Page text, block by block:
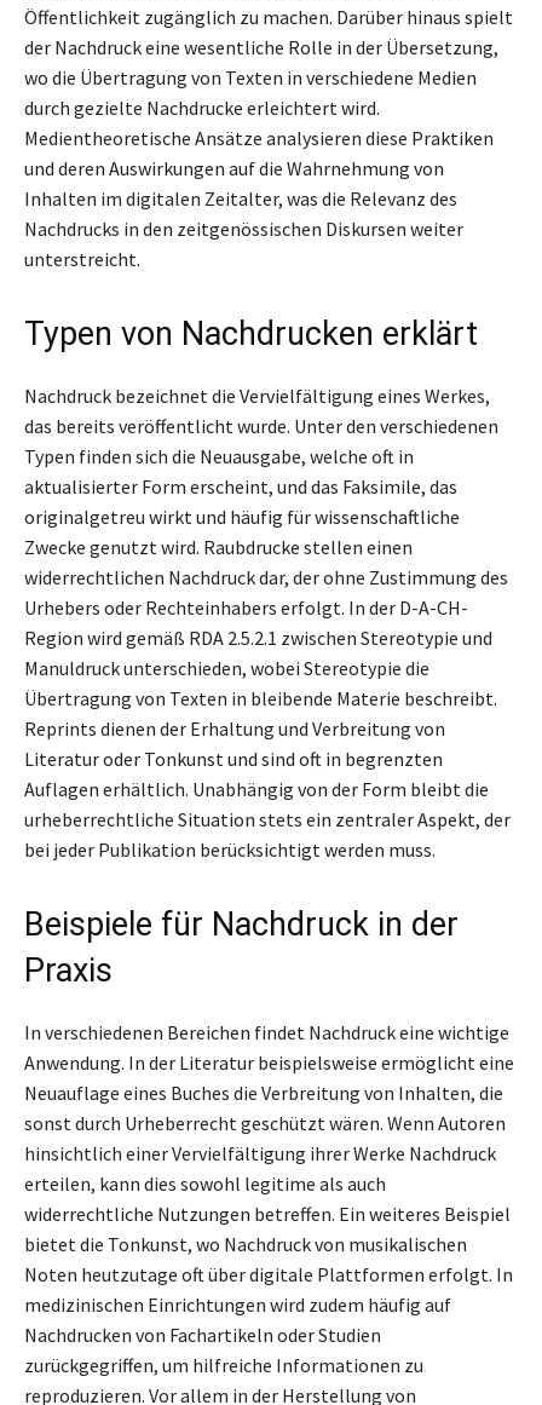
Öffentlichkeit zugänglich zu machen. Darüber hinaus spielt
der Nachdruck eine wesentliche Rolle in der Übersetzung,
wo die Übertragung von Texten in verschiedene Medien
durch gezielte Nachdrucke erleichtert wird.
Medientheoretische Ansätze analysieren diese Praktiken
und deren Auswirkungen auf die Wahrnehmung von
Inhalten im digitalen Zeitalter, was die Relevanz des
Nachdrucks in den zeitgenössischen Diskursen weiter
unterstreicht.
Typen von Nachdrucken erklärt
Nachdruck bezeichnet die Vervielfältigung eines Werkes,
das bereits veröffentlicht wurde. Unter den verschiedenen
Typen finden sich die Neuausgabe, welche oft in
aktualisierter Form erscheint, und das Faksimile, das
originalgetreu wirkt und häufig für wissenschaftliche
Zwecke genutzt wird. Raubdrucke stellen einen
widerrechtlichen Nachdruck dar, der ohne Zustimmung des
Urhebers oder Rechteinhabers erfolgt. In der D-A-CH-
Region wird gemäß RDA 2.5.2.1 zwischen Stereotypie und
Manuldruck unterschieden, wobei Stereotypie die
Übertragung von Texten in bleibende Materie beschreibt.
Reprints dienen der Erhaltung und Verbreitung von
Literatur oder Tonkunst und sind oft in begrenzten
Auflagen erhältlich. Unabhängig von der Form bleibt die
urheberrechtliche Situation stets ein zentraler Aspekt, der
bei jeder Publikation berücksichtigt werden muss.
Beispiele für Nachdruck in der
Praxis
In verschiedenen Bereichen findet Nachdruck eine wichtige
Anwendung. In der Literatur beispielsweise ermöglicht eine
Neuauflage eines Buches die Verbreitung von Inhalten, die
sonst durch Urheberrecht geschützt wären. Wenn Autoren
hinsichtlich einer Vervielfältigung ihrer Werke Nachdruck
erteilen, kann dies sowohl legitime als auch
widerrechtliche Nutzungen betreffen. Ein weiteres Beispiel
bietet die Tonkunst, wo Nachdruck von musikalischen
Noten heutzutage oft über digitale Plattformen erfolgt. In
medizinischen Einrichtungen wird zudem häufig auf
Nachdrucken von Fachartikeln oder Studien
zurückgegriffen, um hilfreiche Informationen zu
reproduzieren. Vor allem in der Herstellung von